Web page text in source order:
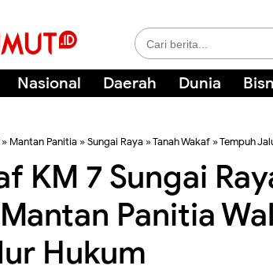
Nasional Daerah Dunia
» Mantan Panitia »Sungai Raya »Tanah Wakaf »Tempuh
KM 7 Sungai
Panitia
Hukum